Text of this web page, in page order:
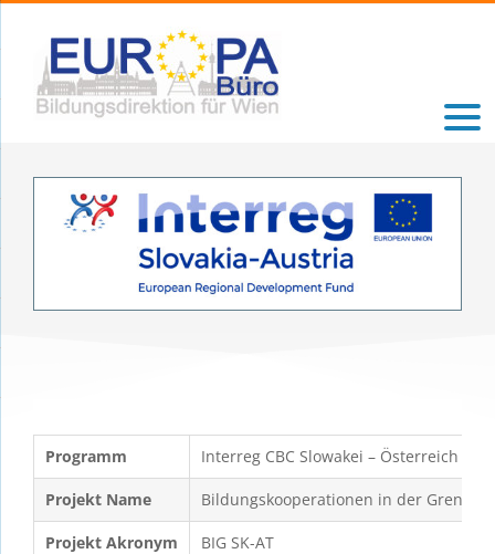
Inhalt
springen
Programm Interreg CBC Slowakei – Österreich
Projekt Name Bildungskooperationen in der
Projekt Akronym BIG SK-AT